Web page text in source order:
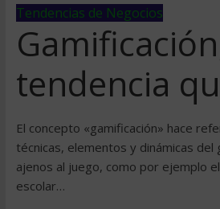
Tendencias de Negocios
tendencia
El concepto «gamificación» hace
técnicas, elementos y dinámicas del
ajenos al juego, como por ejemplo
escolar…